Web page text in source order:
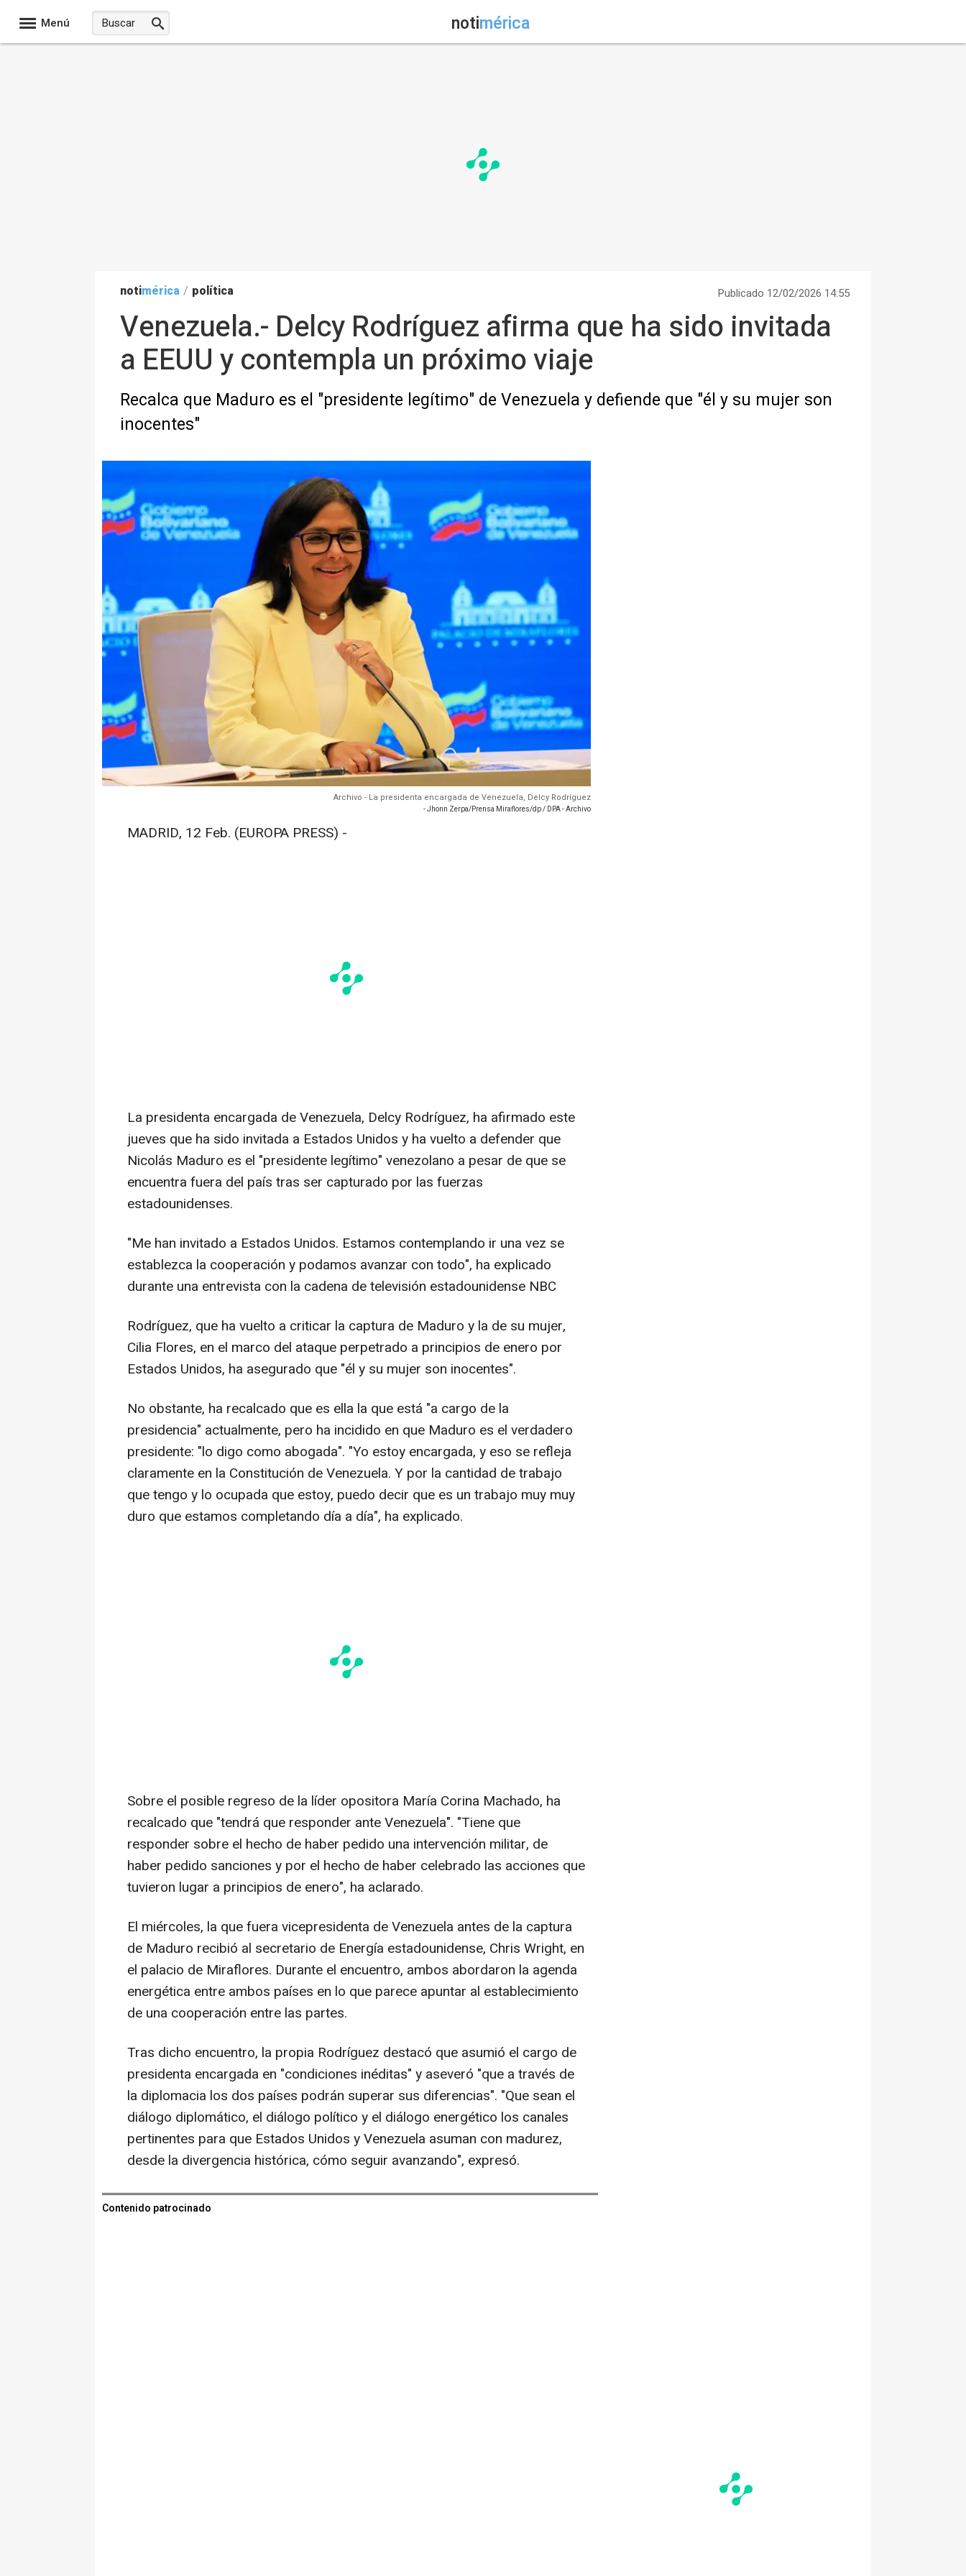
Menú notimérica
notimérica / política Publicado 12/02/2026 14:55
Venezuela.- Delcy Rodríguez afirma que ha sido invitada
a EEUU y contempla un próximo viaje
Recalca que Maduro es el "presidente legítimo" de Venezuela y defiende que "él y su mujer son
inocentes"
Archivo - La presidenta encargada de Venezuela, Delcy Rodríguez
- Jhonn Zerpa/Prensa Miraflores/dp / DPA - Archivo
MADRID, 12 Feb. (EUROPA PRESS) -
La presidenta encargada de Venezuela, Delcy Rodríguez, ha afirmado este
jueves que ha sido invitada a Estados Unidos y ha vuelto a defender que
Nicolás Maduro es el "presidente legítimo" venezolano a pesar de que se
encuentra fuera del país tras ser capturado por las fuerzas
estadounidenses.
"Me han invitado a Estados Unidos. Estamos contemplando ir una vez se
establezca la cooperación y podamos avanzar con todo", ha explicado
durante una entrevista con la cadena de televisión estadounidense NBC
Rodríguez, que ha vuelto a criticar la captura de Maduro y la de su mujer,
Cilia Flores, en el marco del ataque perpetrado a principios de enero por
Estados Unidos, ha asegurado que "él y su mujer son inocentes".
No obstante, ha recalcado que es ella la que está "a cargo de la
presidencia" actualmente, pero ha incidido en que Maduro es el verdadero
presidente: "lo digo como abogada". "Yo estoy encargada, y eso se refleja
claramente en la Constitución de Venezuela. Y por la cantidad de trabajo
que tengo y lo ocupada que estoy, puedo decir que es un trabajo muy muy
duro que estamos completando día a día", ha explicado.
Sobre el posible regreso de la líder opositora María Corina Machado, ha
recalcado que "tendrá que responder ante Venezuela". "Tiene que
responder sobre el hecho de haber pedido una intervención militar, de
haber pedido sanciones y por el hecho de haber celebrado las acciones que
tuvieron lugar a principios de enero", ha aclarado.
El miércoles, la que fuera vicepresidenta de Venezuela antes de la captura
de Maduro recibió al secretario de Energía estadounidense, Chris Wright, en
el palacio de Miraflores. Durante el encuentro, ambos abordaron la agenda
energética entre ambos países en lo que parece apuntar al establecimiento
de una cooperación entre las partes.
Tras dicho encuentro, la propia Rodríguez destacó que asumió el cargo de
presidenta encargada en "condiciones inéditas" y aseveró "que a través de
la diplomacia los dos países podrán superar sus diferencias". "Que sean el
diálogo diplomático, el diálogo político y el diálogo energético los canales
pertinentes para que Estados Unidos y Venezuela asuman con madurez,
desde la divergencia histórica, cómo seguir avanzando", expresó.
Contenido patrocinado